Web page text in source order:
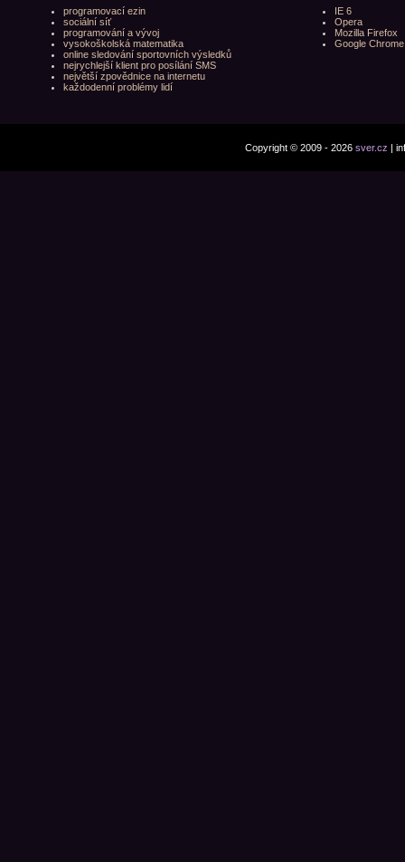
programovací ezin
sociální síť
programování a vývoj
vysokoškolská matematika
online sledování sportovních výsledků
nejrychlejší klient pro posílání SMS
největší zpovědnice na internetu
každodenní problémy lidí
IE 6
Opera
Mozilla Firefox
Google Chrome
Copyright © 2009 - 2026 sver.cz |